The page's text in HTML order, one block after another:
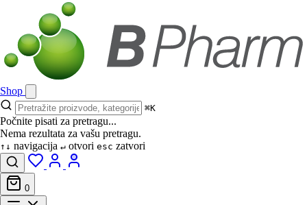
Shop
⌘K
Počnite pisati za pretragu...
Nema rezultata za vašu pretragu.
↑↓ navigacija ↵ otvori esc zatvori
0